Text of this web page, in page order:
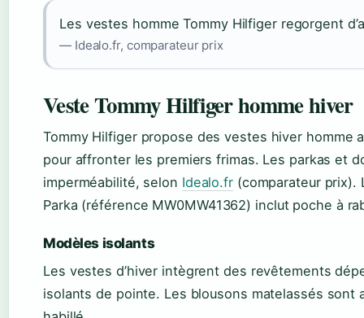
Les vestes homme Tommy Hilfiger regorgent
— Idealo.fr, comparateur prix
Veste Tommy Hilfiger homme hiver
Tommy Hilfiger propose des vestes hiver homme
pour affronter les premiers frimas. Les parkas et
imperméabilité, selon Idealo.fr(comparateur prix).
Parka (référence MW0MW41362) inclut poche à
Modèles isolants
Les vestes d’hiver intègrent des revêtements
isolants de pointe. Les blousons matelassés sont